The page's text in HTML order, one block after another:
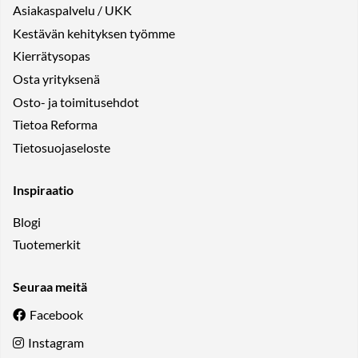
Asiakaspalvelu / UKK
Kestävän kehityksen työmme
Kierrätysopas
Osta yrityksenä
Osto- ja toimitusehdot
Tietoa Reforma
Tietosuojaseloste
Inspiraatio
Blogi
Tuotemerkit
Seuraa meitä
Facebook
Instagram